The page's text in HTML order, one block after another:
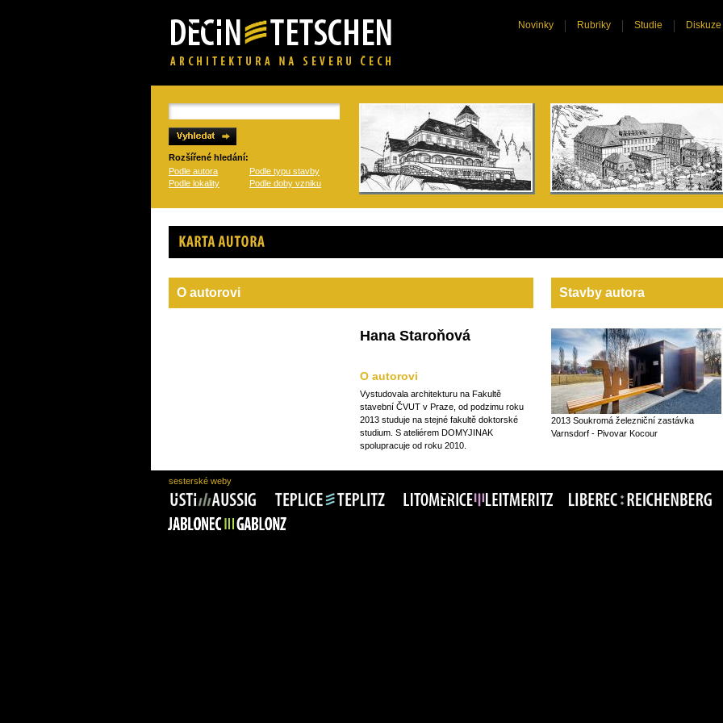
Novinky Rubriky Studie Diskuze
Rozšířené hledání:
Podle autora
Podle typu stavby
Podle lokality
Podle doby vzniku
Karta autora
O autorovi
Hana Staroňová
O autorovi
Vystudovala architekturu na Fakultě
stavební ČVUT v Praze, od podzimu roku
2013 studuje na stejné fakultě doktorské
studium. S ateliérem DOMYJINAK
spolupracuje od roku 2010.
Stavby autora
2013 Soukromá železniční zastávka
Varnsdorf - Pivovar Kocour
sesterské weby